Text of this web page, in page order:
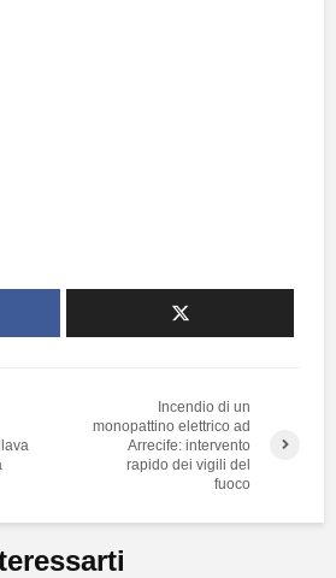
Incendio di un
monopattino elettrico ad
Arrecife: intervento
rapido dei vigili del
fuoco